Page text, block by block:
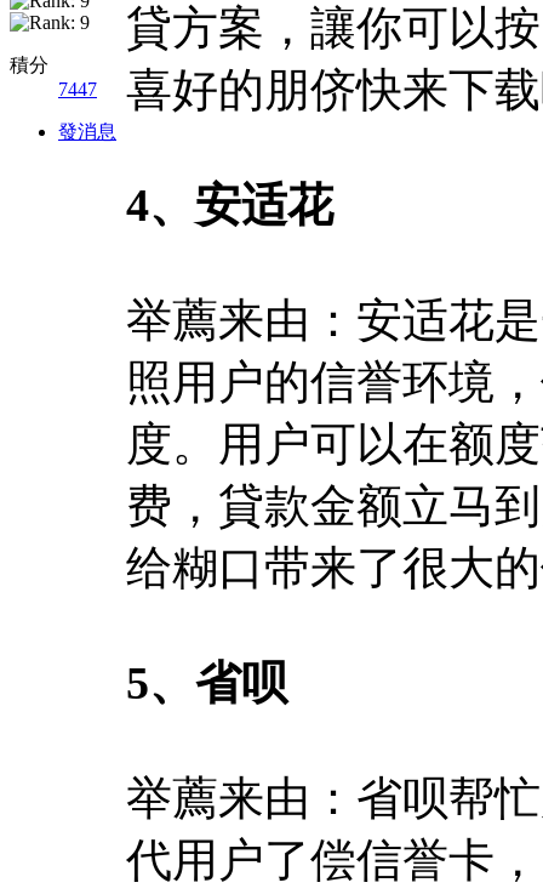
積分
7447
發消息
貸方案，讓你可以
喜好的朋侪快来下
4、安适花
举薦来由：安适花
照用户的信誉环境
度。用户可以在额
费，貸款金额立马
给糊口带来了很大
5、省呗
举薦来由：省呗帮
代用户了偿信誉卡